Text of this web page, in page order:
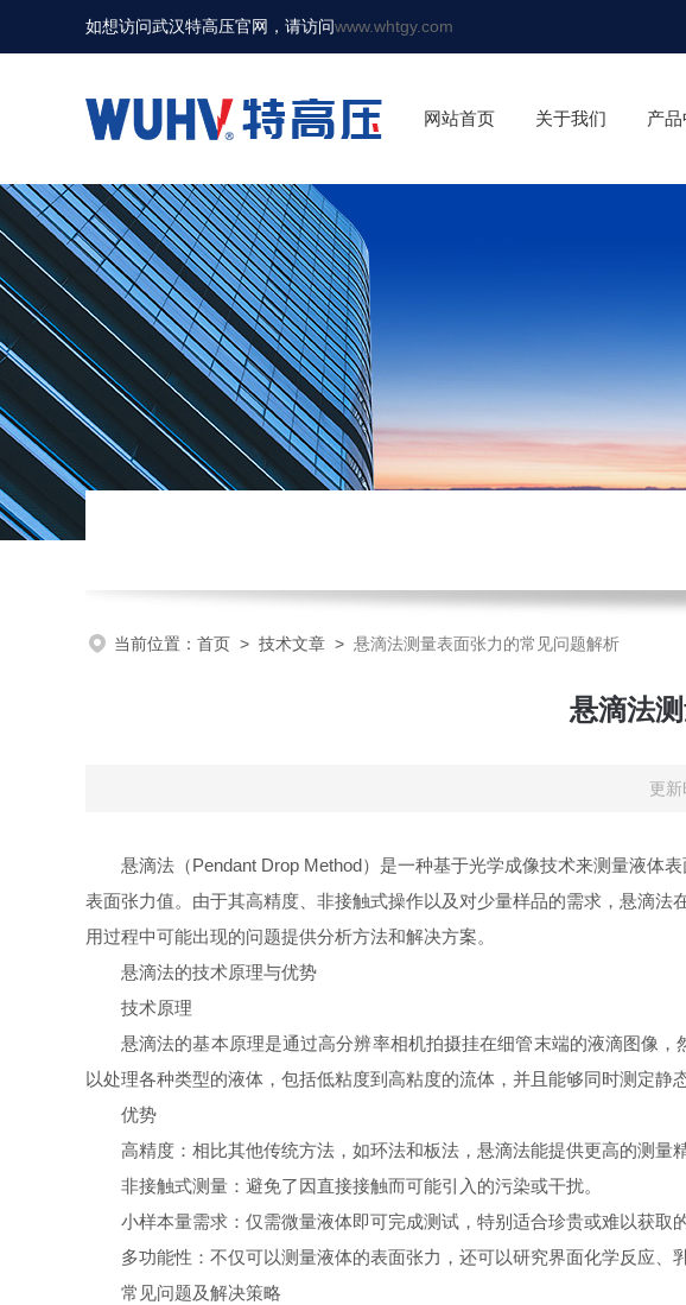
如想访问武汉特高压官网，请访问www.whtgy.com
网站首页 关于我们 产
当前位置： 首页 > 技术文章 > 悬滴法测量表面张力的常见问题解析
悬滴法
更
悬滴法（Pendant Drop Method）是一种基于光学成像技术来测量液体
表面张力值。由于其高精度、非接触式操作以及对少量样品的需求，悬滴
用过程中可能出现的问题提供分析方法和解决方案。
悬滴法的技术原理与优势
技术原理
悬滴法的基本原理是通过高分辨率相机拍摄挂在细管末端的液滴图像
以处理各种类型的液体，包括低粘度到高粘度的流体，并且能够同时测定静
优势
高精度：相比其他传统方法，如环法和板法，悬滴法能提供更高的测量精
非接触式测量：避免了因直接接触而可能引入的污染或干扰。
小样本量需求：仅需微量液体即可完成测试，特别适合珍贵或难以获取的
多功能性：不仅可以测量液体的表面张力，还可以研究界面化学反应、
常见问题及解决策略